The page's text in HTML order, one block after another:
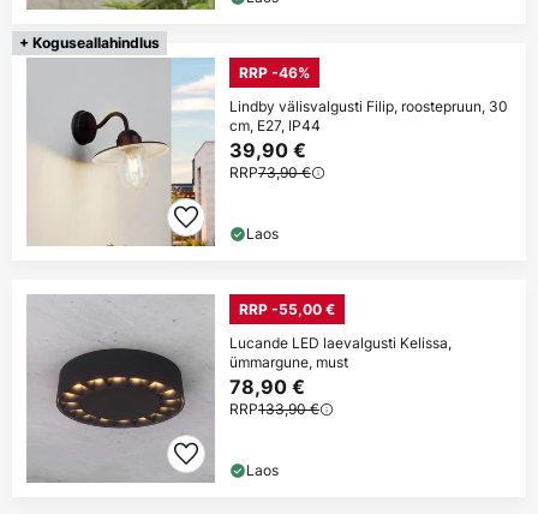
+ Koguseallahindlus
RRP -46%
Lindby välisvalgusti Filip, roostepruun, 30
cm, E27, IP44
39,90 €
RRP73,90 €
Laos
RRP -55,00 €
Lucande LED laevalgusti Kelissa,
ümmargune, must
78,90 €
RRP133,90 €
Laos